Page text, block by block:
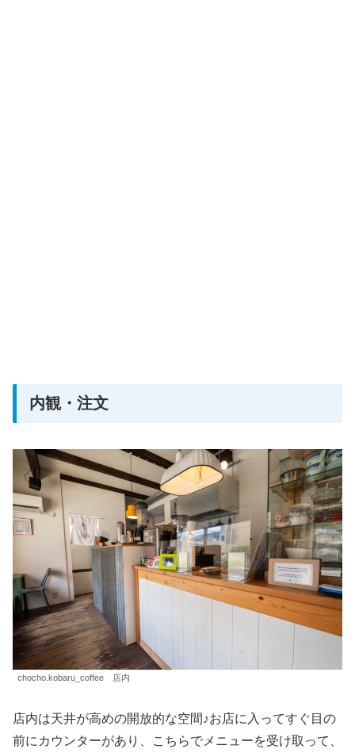
内観・注文
chocho.kobaru_coffee 店内
店内は天井が高めの開放的な空間♪お店に入ってすぐ目の
前にカウンターがあり、こちらでメニューを受け取って、